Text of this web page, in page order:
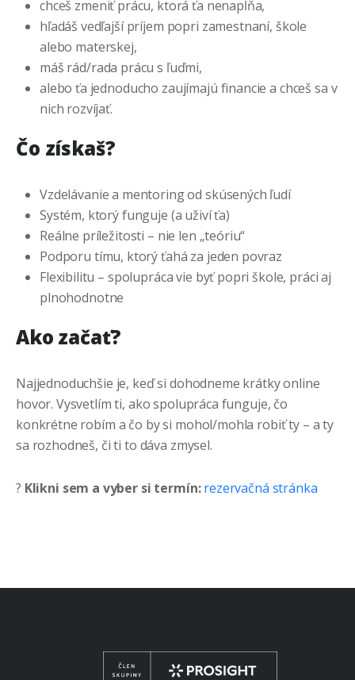
chceš zmeniť prácu, ktorá ťa nenapĺňa,
hľadáš vedľajší príjem popri zamestnaní, škole
alebo materskej,
máš rád/rada prácu s ľuďmi,
alebo ťa jednoducho zaujímajú financie a chceš sa v
nich rozvíjať.
Čo získaš?
Vzdelávanie a mentoring od skúsených ľudí
Systém, ktorý funguje (a uživí ťa)
Reálne príležitosti – nie len „teóriu“
Podporu tímu, ktorý ťahá za jeden povraz
Flexibilitu – spolupráca vie byť popri škole, práci aj
plnohodnotne
Ako začať?
Najjednoduchšie je, keď si dohodneme krátky online
hovor. Vysvetlím ti, ako spolupráca funguje, čo
konkrétne robím a čo by si mohol/mohla robiť ty – a ty
sa rozhodneš, či ti to dáva zmysel.
? Klikni sem a vyber si termín: rezervačná stránka